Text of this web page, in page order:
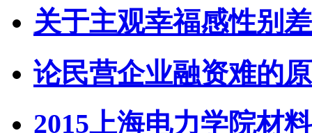
关于主观幸福感性别
论民营企业融资难的
2015上海电力学院材料